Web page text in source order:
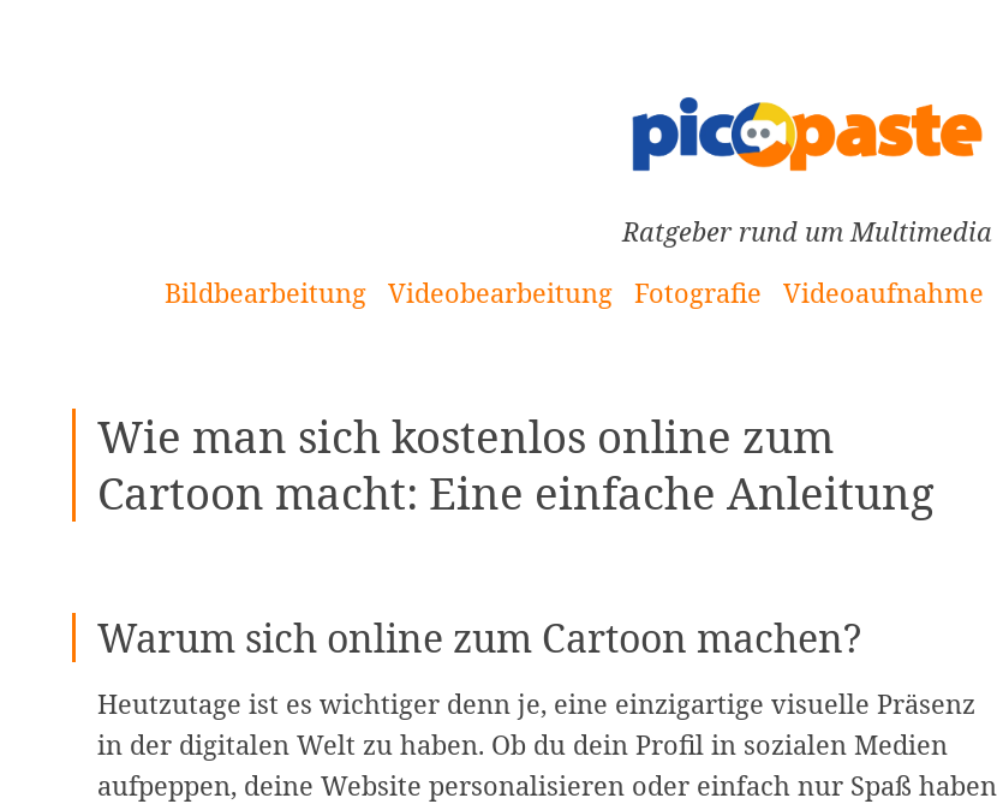
Ratgeber rund um Multimedia
Bildbearbeitung
Videobearbeitung Fotografie Videoaufnahme
Wie man sich kostenlos online zum
Cartoon macht: Eine einfache Anleitung
Warum sich online zum Cartoon machen?
Heutzutage ist es wichtiger denn je, eine einzigartige visuelle Präsenz
in der digitalen Welt zu haben. Ob du dein Profil in sozialen Medien
aufpeppen, deine Website personalisieren oder einfach nur Spaß haben